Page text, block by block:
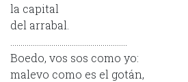
la capital
del arrabal.
Boedo, vos sos como yo:
malevo como es el gotán,